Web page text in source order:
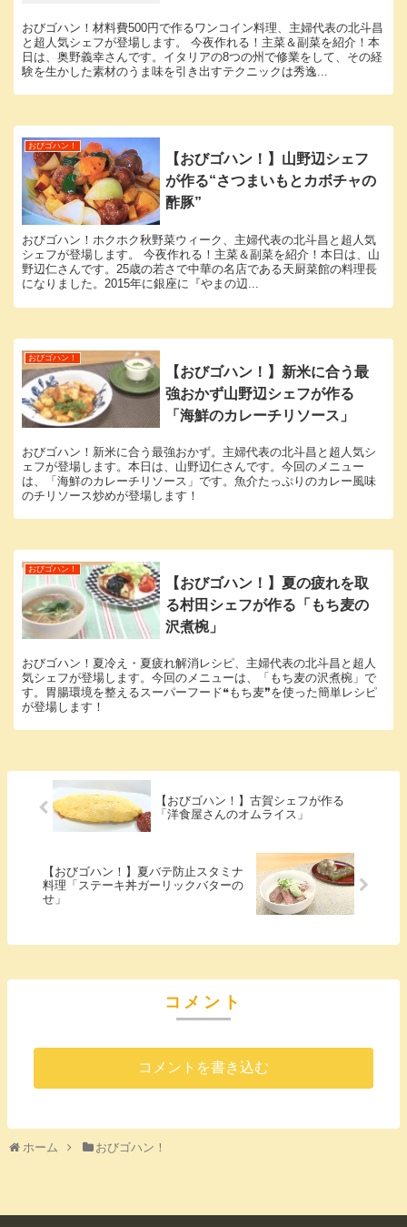
おびゴハン！材料費500円で作るワンコイン料理、主婦代表の北斗昌
と超人気シェフが登場します。 今夜作れる！主菜＆副菜を紹介！本
日は、奥野義幸さんです。イタリアの8つの州で修業をして、その経
験を生かした素材のうま味を引き出すテクニックは秀逸...
おびゴハン！
【おびゴハン！】山野辺シェフ
が作る“さつまいもとカボチャの
酢豚”
おびゴハン！ホクホク秋野菜ウィーク、主婦代表の北斗昌と超人気
シェフが登場します。 今夜作れる！主菜＆副菜を紹介！本日は、山
野辺仁さんです。25歳の若さで中華の名店である天厨菜館の料理長
になりました。2015年に銀座に『やまの辺...
おびゴハン！
【おびゴハン！】新米に合う最
強おかず山野辺シェフが作る
「海鮮のカレーチリソース」
おびゴハン！新米に合う最強おかず。主婦代表の北斗昌と超人気シ
ェフが登場します。本日は、山野辺仁さんです。今回のメニュー
は、「海鮮のカレーチリソース」です。魚介たっぷりのカレー風味
のチリソース炒めが登場します！
おびゴハン！
【おびゴハン！】夏の疲れを取
る村田シェフが作る「もち麦の
沢煮椀」
おびゴハン！夏冷え・夏疲れ解消レシピ、主婦代表の北斗昌と超人
気シェフが登場します。今回のメニューは、「もち麦の沢煮椀」で
す。胃腸環境を整えるスーパーフード❝もち麦❞を使った簡単レシピ
が登場します！
【おびゴハン！】古賀シェフが作る
「洋食屋さんのオムライス」
【おびゴハン！】夏バテ防止スタミナ
料理「ステーキ丼ガーリックバターの
せ」
コメント
コメントを書き込む
ホーム おびゴハン！